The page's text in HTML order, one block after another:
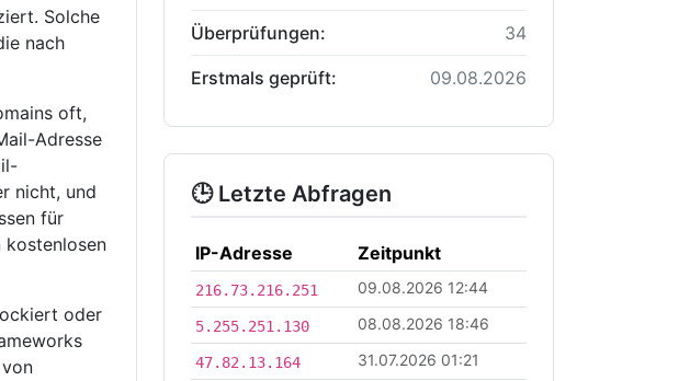
Solche
nach
oft,
Adresse
nicht, und
für
oder
Überprüfungen: 34
Erstmals geprüft: 09.08.2026
🕒 Letzte Abfragen
IP-Adresse Zeitpunkt
216.73.216.251 09.08.2026 12:44
5.255.251.130 08.08.2026 18:46
47.82.13.164 31.07.2026 01:21